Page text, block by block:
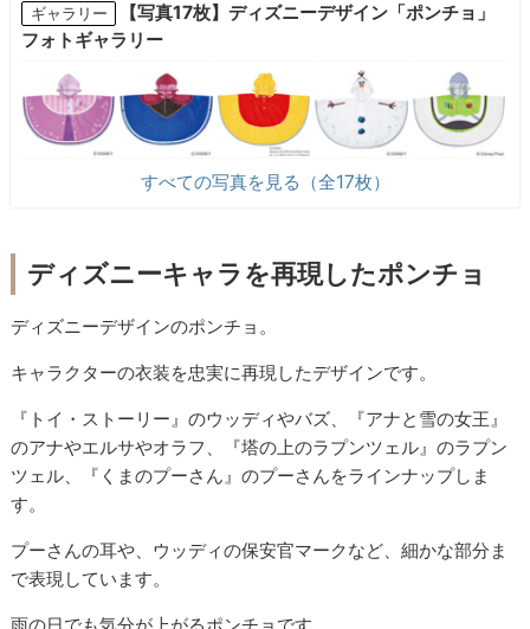
ギャラリー
【写真17枚】ディズニーデザイン「ポンチョ」
フォトギャラリー
すべての写真を見る（全17枚）
ディズニーキャラを再現したポンチョ
ディズニーデザインのポンチョ。
キャラクターの衣装を忠実に再現したデザインです。
『トイ・ストーリー』のウッディやバズ、『アナと雪の女王』
のアナやエルサやオラフ、『塔の上のラプンツェル』のラプン
ツェル、『くまのプーさん』のプーさんをラインナップしま
す。
プーさんの耳や、ウッディの保安官マークなど、細かな部分ま
で表現しています。